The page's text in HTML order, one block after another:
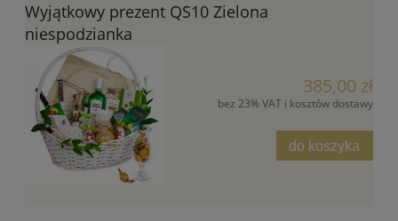
Wyjątkowy prezent QS10 Zielona
niespodzianka
385,00 zł
bez 23% VAT i kosztów dostawy
do koszyka